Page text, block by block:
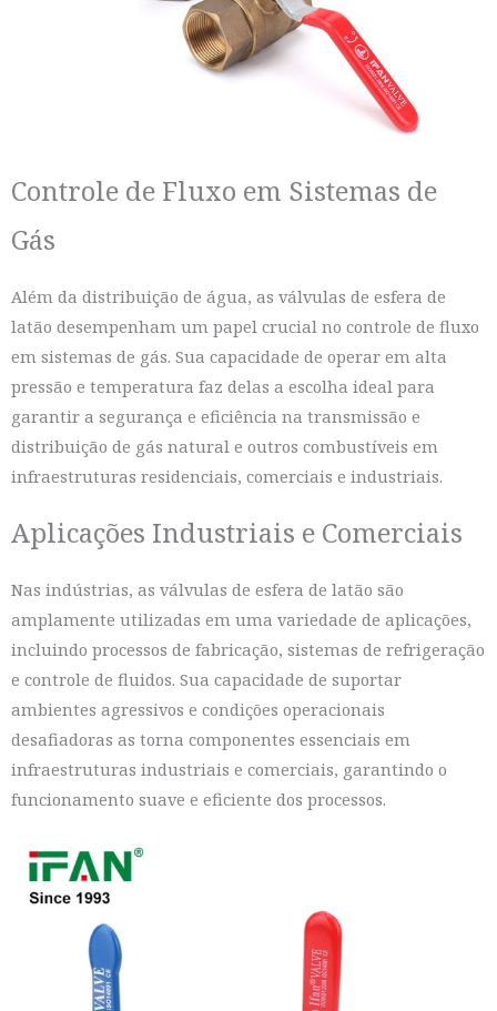
Controle de Fluxo em Sistemas de
Gás
Além da distribuição de água, as válvulas de esfera de
latão desempenham um papel crucial no controle de fluxo
em sistemas de gás. Sua capacidade de operar em alta
pressão e temperatura faz delas a escolha ideal para
garantir a segurança e eficiência na transmissão e
distribuição de gás natural e outros combustíveis em
infraestruturas residenciais, comerciais e industriais.
Aplicações Industriais e Comerciais
Nas indústrias, as válvulas de esfera de latão são
amplamente utilizadas em uma variedade de aplicações,
incluindo processos de fabricação, sistemas de refrigeração
e controle de fluidos. Sua capacidade de suportar
ambientes agressivos e condições operacionais
desafiadoras as torna componentes essenciais em
infraestruturas industriais e comerciais, garantindo o
funcionamento suave e eficiente dos processos.